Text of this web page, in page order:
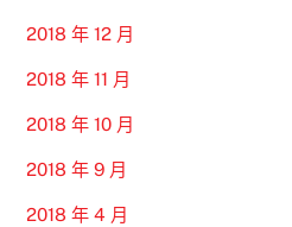
2018 年 12 月
2018 年 11 月
2018 年 10 月
2018 年 9 月
2018 年 4 月